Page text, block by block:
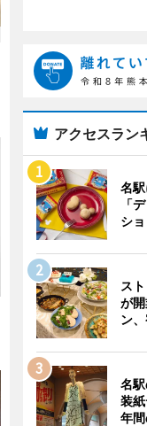
アクセスラン
名
「
シ
ス
が
ン
名
装
年